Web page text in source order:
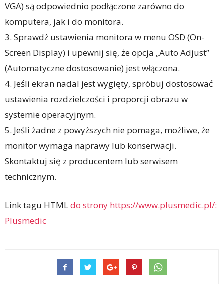
VGA) są odpowiednio podłączone zarówno do
komputera, jak i do monitora.
3. Sprawdź ustawienia monitora w menu OSD (On-
Screen Display) i upewnij się, że opcja „Auto Adjust”
(Automatyczne dostosowanie) jest włączona.
4. Jeśli ekran nadal jest wygięty, spróbuj dostosować
ustawienia rozdzielczości i proporcji obrazu w
systemie operacyjnym.
5. Jeśli żadne z powyższych nie pomaga, możliwe, że
monitor wymaga naprawy lub konserwacji.
Skontaktuj się z producentem lub serwisem
technicznym.
Link tagu HTMLdo strony https://www.plusmedic.pl/:
Plusmedic